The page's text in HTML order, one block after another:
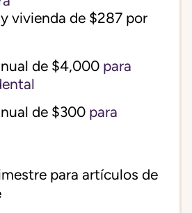
vivienda de $287 por
de $4,000 para
de $300 para
para artículos de